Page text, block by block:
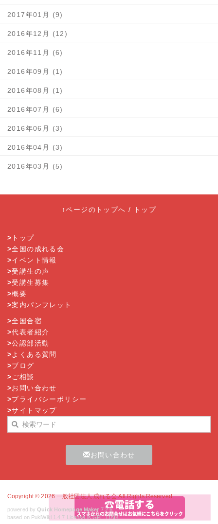
2017年01月 (9)
2016年12月 (12)
2016年11月 (6)
2016年09月 (1)
2016年08月 (1)
2016年07月 (6)
2016年06月 (3)
2016年04月 (3)
2016年03月 (5)
↑ページのトップへ / トップ
> トップ
>全国の成れる会
>イベント情報
>受講生の声
>受講生募集
>概要
>案内パンフレット
>全国合宿
>代表者紹介
>公認部活動
>よくある質問
>ブログ
>ご相談
>お問い合わせ
>プライバシーポリシー
>サイトマップ
お問い合わせ
Copyright © 2026一般社団法人 成れる会All Rights Reserved.
powered byQuick Homepage Maker 7.2.6
based on PukiWiki 1.4.7 License is GPL.HAIK